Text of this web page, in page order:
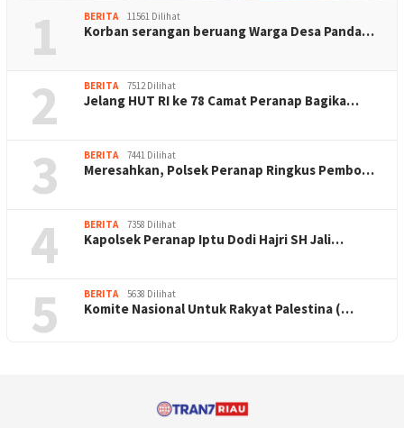
1 BERITA 11561 Dilihat
Korban serangan beruang Warga Desa Panda…
2 BERITA 7512 Dilihat
Jelang HUT RI ke 78 Camat Peranap Bagika…
3 BERITA 7441 Dilihat
Meresahkan, Polsek Peranap Ringkus Pembo…
4 BERITA 7358 Dilihat
Kapolsek Peranap Iptu Dodi Hajri SH Jali…
5 BERITA 5638 Dilihat
Komite Nasional Untuk Rakyat Palestina (…